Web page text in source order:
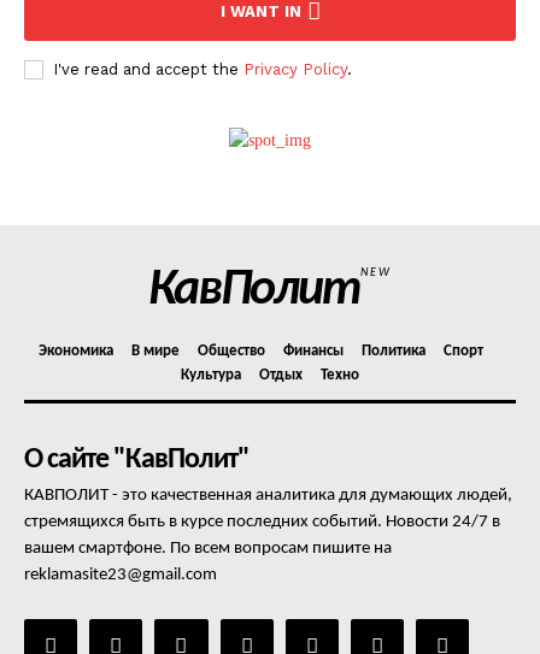
I WANT IN
I've read and accept the Privacy Policy.
КавПолитNEW
Экономика В мире Общество Финансы Политика
Спорт
Культура
Отдых Техно
О сайте "КавПолит"
КАВПОЛИТ - это качественная аналитика для думающих людей,
стремящихся быть в курсе последних событий. Новости 24/7 в
вашем смартфоне. По всем вопросам пишите на
reklamasite23@gmail.com